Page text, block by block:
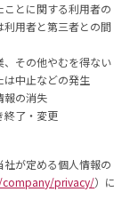
ことに関する利用者の
用者と第三者との間
、その他やむを得ない
は中止などの発生
報の消失
終了・変更
が定める個人情報の
privacy/）に